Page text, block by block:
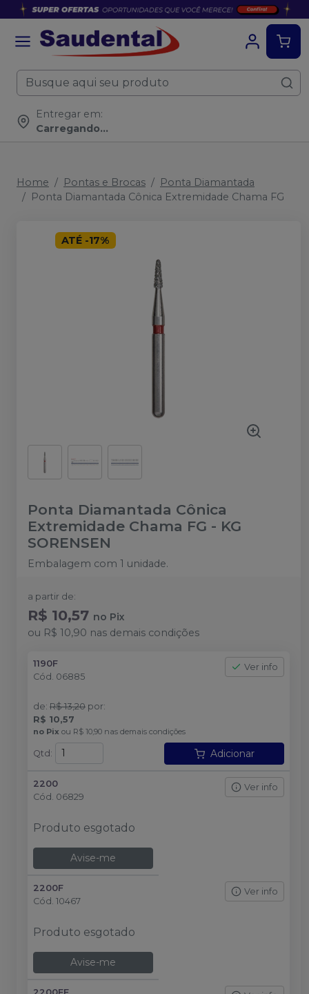
Entregar em:
Carregando...
Home Pontas e Brocas
Ponta Diamantada
Ponta Diamantada Cônica Extremidade Chama FG
ATÉ -17%
Ponta Diamantada Cônica
Extremidade Chama FG - KG
SORENSEN
Embalagem com 1 unidade.
a partir de:
R$ 10,57 no Pix
ou R$ 10,90 nas demais condições
1190F
Cód. 06885
Ver info
de: R$ 13,20 por:
R$ 10,57
no Pix ou R$ 10,90 nas demais condições
Qtd : Adicionar
2200
Cód. 06829
Ver info
Produto esgotado
Avise-me
2200F
Cód. 10467
Ver info
Produto esgotado
Avise-me